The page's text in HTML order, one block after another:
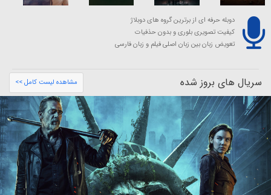
دوبله حرفه ای از برترین گروه های دوبلاژ
کیفیت تصویری بلوری و بدون حذفیات
تعویض زبان بین زبان اصلی فیلم و زبان فارسی
سریال های بروز شده مشاهده لیست کامل >>